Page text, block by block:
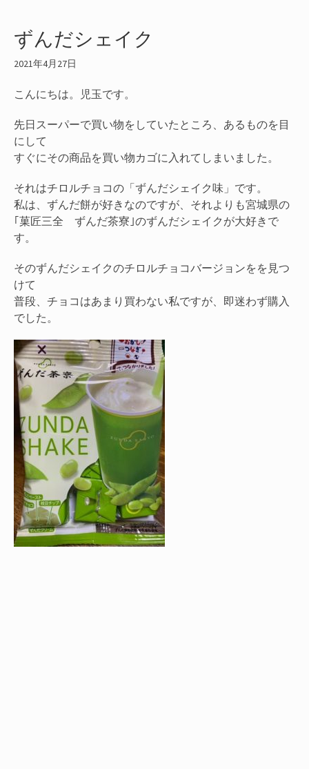
ずんだシェイク
2021年4月27日
こんにちは。児玉です。
先日スーパーで買い物をしていたところ、あるものを目
にして
すぐにその商品を買い物カゴに入れてしまいました。
それはチロルチョコの「ずんだシェイク味」です。
私は、ずんだ餅が好きなのですが、それよりも宮城県の
｢菓匠三全 ずんだ茶寮｣のずんだシェイクが大好きで
す。
そのずんだシェイクのチロルチョコバージョンをを見つ
けて
普段、チョコはあまり買わない私ですが、即迷わず購入
でした。